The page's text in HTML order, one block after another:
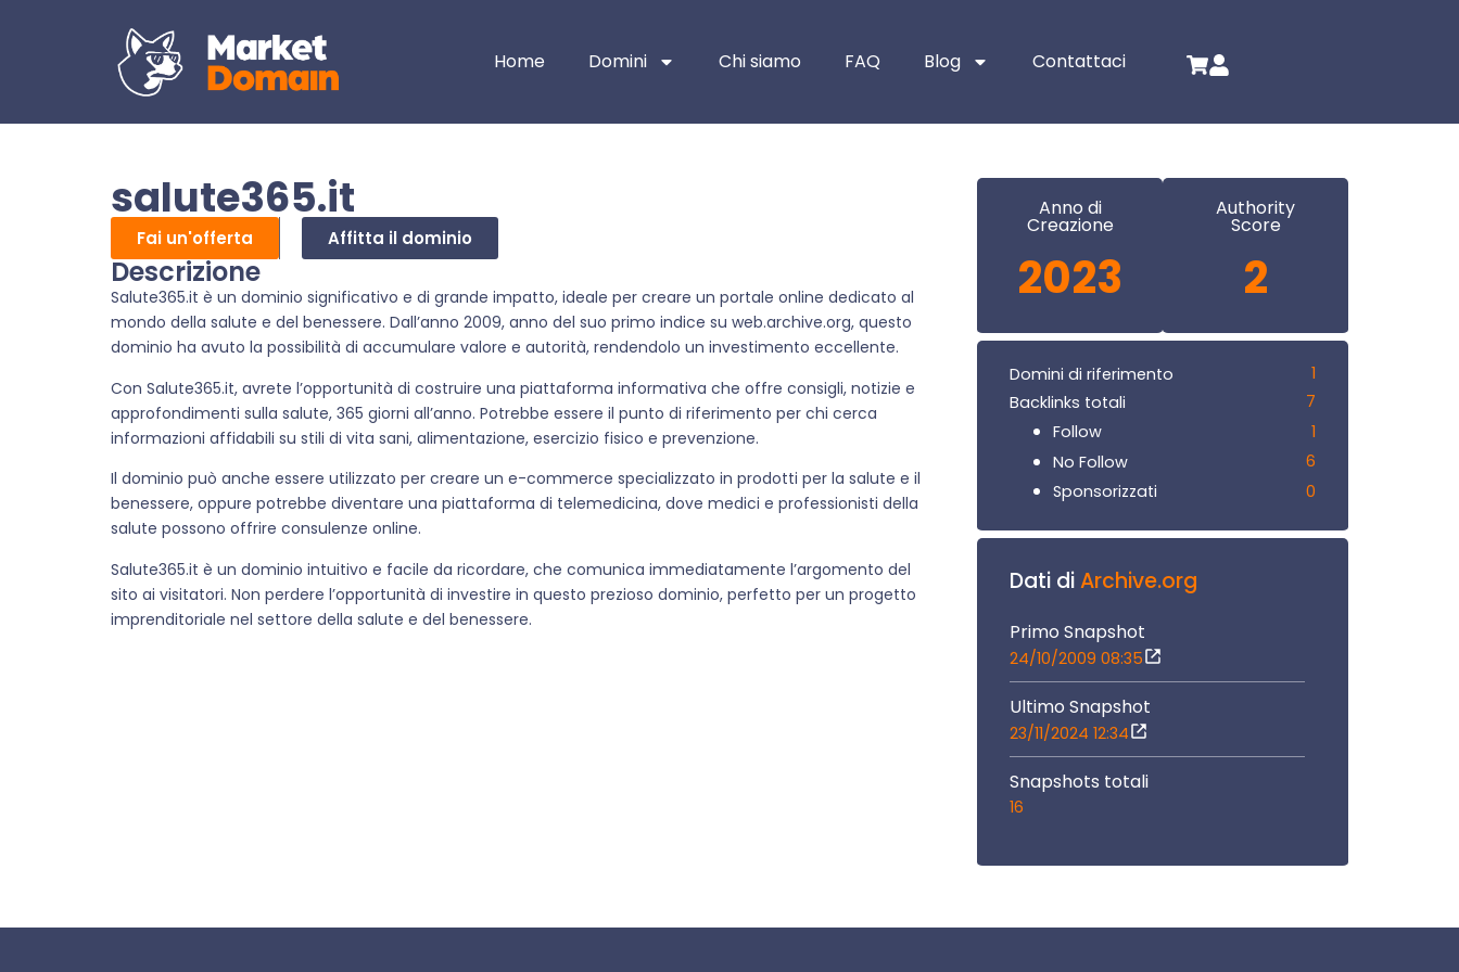
Home Domini Chi siamo FAQ Blog Contattaci
salute365.it
Fai un'offerta Affitta il dominio
Descrizione
Salute365.it è un dominio significativo e di grande impatto, ideale per creare un portale online dedicato al
mondo della salute e del benessere. Dall’anno 2009, anno del suo primo indice su web.archive.org, questo
dominio ha avuto la possibilità di accumulare valore e autorità, rendendolo un investimento eccellente.
Con Salute365.it, avrete l’opportunità di costruire una piattaforma informativa che offre consigli, notizie e
approfondimenti sulla salute, 365 giorni all’anno. Potrebbe essere il punto di riferimento per chi cerca
informazioni affidabili su stili di vita sani, alimentazione, esercizio fisico e prevenzione.
Il dominio può anche essere utilizzato per creare un e-commerce specializzato in prodotti per la salute e il
benessere, oppure potrebbe diventare una piattaforma di telemedicina, dove medici e professionisti della
salute possono offrire consulenze online.
Salute365.it è un dominio intuitivo e facile da ricordare, che comunica immediatamente l’argomento del
sito ai visitatori. Non perdere l’opportunità di investire in questo prezioso dominio, perfetto per un progetto
imprenditoriale nel settore della salute e del benessere.
Anno di
Creazione
2023
Authority
Score
2
Domini di riferimento
1
Backlinks totali
7
Follow
1
No Follow
6
Sponsorizzati
0
Dati diArchive.org
Primo Snapshot
24/10/2009 08:35
Ultimo Snapshot
23/11/2024 12:34
Snapshots totali
16